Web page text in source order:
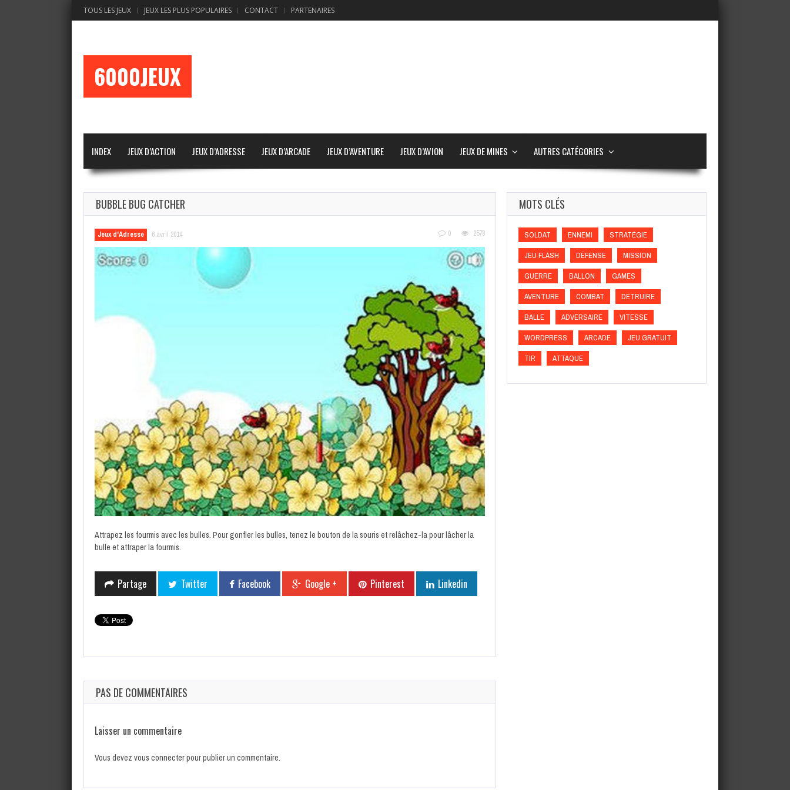
TOUS LES JEUX JEUX LES PLUS POPULAIRES CONTACT PARTENAIRES
6000JEUX
INDEX JEUX D’ACTION JEUX D’ADRESSE JEUX D’ARCADE JEUX D’AVENTURE JEUX D’AVION JEUX DE MINES AUTRES CATÉGORIES
BUBBLE BUG CATCHER
Jeux d'Adresse 6 avril 2014 0 2578
Attrapez les fourmis avec les bulles. Pour gonfler les bulles, tenez le bouton de la souris et relâchez-la pour lâcher la
bulle et attraper la fourmis.
Partage Twitter Facebook Google + Pinterest Linkedin
PAS DE COMMENTAIRES
Laisser un commentaire
Vous devez vous connecterpour publier un commentaire.
MOTS CLÉS
SOLDAT ENNEMI STRATÉGIE
JEU FLASH DÉFENSE MISSION
GUERRE BALLON GAMES
AVENTURE COMBAT DÉTRUIRE
BALLE ADVERSAIRE VITESSE
WORDPRESS ARCADE JEU GRATUIT
TIR ATTAQUE